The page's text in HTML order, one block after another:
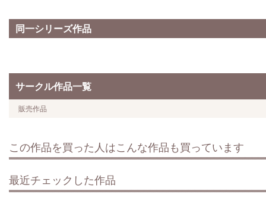
同一シリーズ作品
サークル作品一覧
販売作品
この作品を買った人はこんな作品も買っています
最近チェックした作品